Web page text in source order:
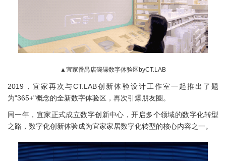
▲宜家番禺店碗碟数字体验区byCT.LAB
2019，宜家再次与CT.LAB创新体验设计工作室一起推出了题
为"365+"概念的全新数字体验区，再次引爆朋友圈。
同一年，宜家正式成立数字创新中心，开启多个领域的数字化转型
之路，数字化创新体验成为宜家家居数字化转型的核心内容之一。